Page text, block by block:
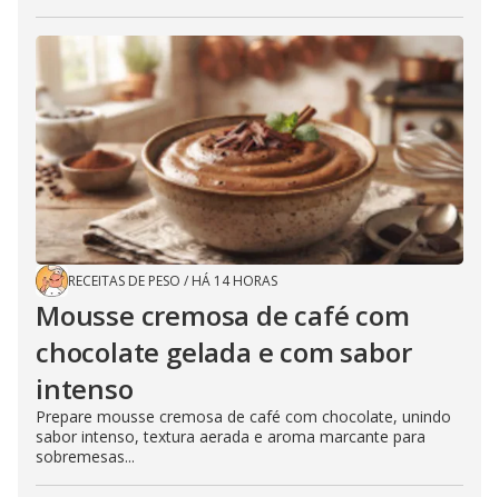
RECEITAS DE PESO / HÁ 14 HORAS
Mousse cremosa de café com
chocolate gelada e com sabor
intenso
Prepare mousse cremosa de café com chocolate, unindo
sabor intenso, textura aerada e aroma marcante para
sobremesas...